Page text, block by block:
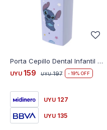
Porta Cepillo Dental Infantil Stitch
UYU 159 UYU 197 19
UYU 127
UYU 135